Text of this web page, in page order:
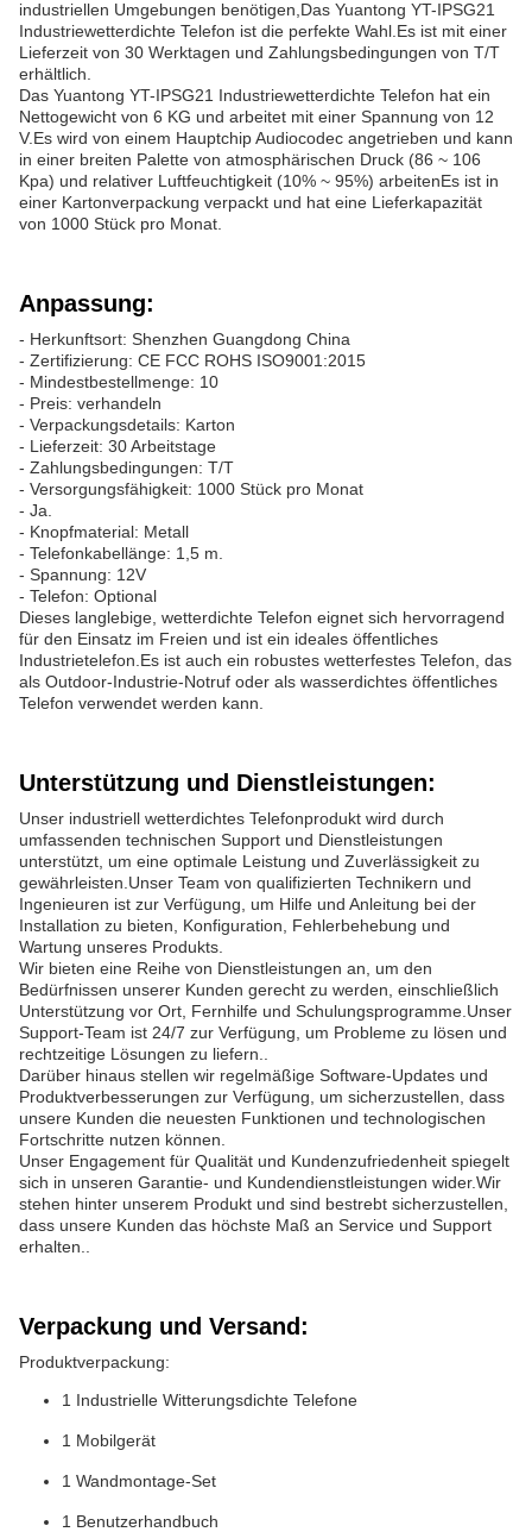
industriellen Umgebungen benötigen,Das Yuantong YT-IPSG21
Industriewetterdichte Telefon ist die perfekte Wahl.Es ist mit einer
Lieferzeit von 30 Werktagen und Zahlungsbedingungen von T/T
erhältlich.
Das Yuantong YT-IPSG21 Industriewetterdichte Telefon hat ein
Nettogewicht von 6 KG und arbeitet mit einer Spannung von 12
V.Es wird von einem Hauptchip Audiocodec angetrieben und kann
in einer breiten Palette von atmosphärischen Druck (86 ~ 106
Kpa) und relativer Luftfeuchtigkeit (10% ~ 95%) arbeitenEs ist in
einer Kartonverpackung verpackt und hat eine Lieferkapazität
von 1000 Stück pro Monat.
Anpassung:
- Herkunftsort: Shenzhen Guangdong China
- Zertifizierung: CE FCC ROHS ISO9001:2015
- Mindestbestellmenge: 10
- Preis: verhandeln
- Verpackungsdetails: Karton
- Lieferzeit: 30 Arbeitstage
- Zahlungsbedingungen: T/T
- Versorgungsfähigkeit: 1000 Stück pro Monat
- Ja.
- Knopfmaterial: Metall
- Telefonkabellänge: 1,5 m.
- Spannung: 12V
- Telefon: Optional
Dieses langlebige, wetterdichte Telefon eignet sich hervorragend
für den Einsatz im Freien und ist ein ideales öffentliches
Industrietelefon.Es ist auch ein robustes wetterfestes Telefon, das
als Outdoor-Industrie-Notruf oder als wasserdichtes öffentliches
Telefon verwendet werden kann.
Unterstützung und Dienstleistungen:
Unser industriell wetterdichtes Telefonprodukt wird durch
umfassenden technischen Support und Dienstleistungen
unterstützt, um eine optimale Leistung und Zuverlässigkeit zu
gewährleisten.Unser Team von qualifizierten Technikern und
Ingenieuren ist zur Verfügung, um Hilfe und Anleitung bei der
Installation zu bieten, Konfiguration, Fehlerbehebung und
Wartung unseres Produkts.
Wir bieten eine Reihe von Dienstleistungen an, um den
Bedürfnissen unserer Kunden gerecht zu werden, einschließlich
Unterstützung vor Ort, Fernhilfe und Schulungsprogramme.Unser
Support-Team ist 24/7 zur Verfügung, um Probleme zu lösen und
rechtzeitige Lösungen zu liefern..
Darüber hinaus stellen wir regelmäßige Software-Updates und
Produktverbesserungen zur Verfügung, um sicherzustellen, dass
unsere Kunden die neuesten Funktionen und technologischen
Fortschritte nutzen können.
Unser Engagement für Qualität und Kundenzufriedenheit spiegelt
sich in unseren Garantie- und Kundendienstleistungen wider.Wir
stehen hinter unserem Produkt und sind bestrebt sicherzustellen,
dass unsere Kunden das höchste Maß an Service und Support
erhalten..
Verpackung und Versand:
Produktverpackung:
1 Industrielle Witterungsdichte Telefone
1 Mobilgerät
1 Wandmontage-Set
1 Benutzerhandbuch